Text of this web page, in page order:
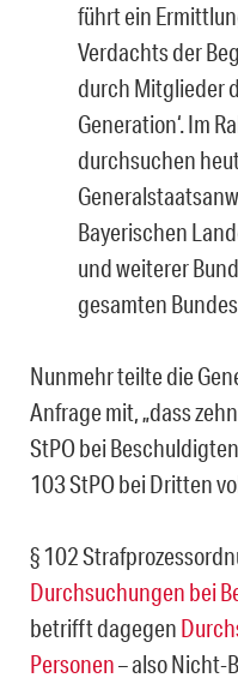
führt ein
Verdachts der
durch Mitglieder
Generation‘. Im
durchsuchen
Bayerischen
und weiterer
gesamten
Nunmehr teilte die
Anfrage mit, „dass
StPO bei
103 StPO bei Dritten
§ 102
Durchsuchungen bei
betrifft dagegen
Personen– also Nicht-